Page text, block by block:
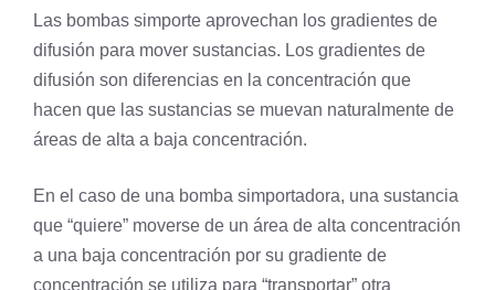
Las bombas simporte aprovechan los gradientes de
difusión para mover sustancias. Los gradientes de
difusión son diferencias en la concentración que
hacen que las sustancias se muevan naturalmente de
áreas de alta a baja concentración.
En el caso de una bomba simportadora, una sustancia
que “quiere” moverse de un área de alta concentración
a una baja concentración por su gradiente de
concentración se utiliza para “transportar” otra